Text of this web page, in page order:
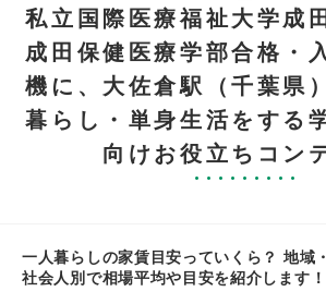
私立国際医療福祉大学成
成田保健医療学部合格・
機に、大佐倉駅（千葉県
暮らし・単身生活をする
向けお役立ちコン
一人暮らしの家賃目安っていくら？ 地域
社会人別で相場平均や目安を紹介します！